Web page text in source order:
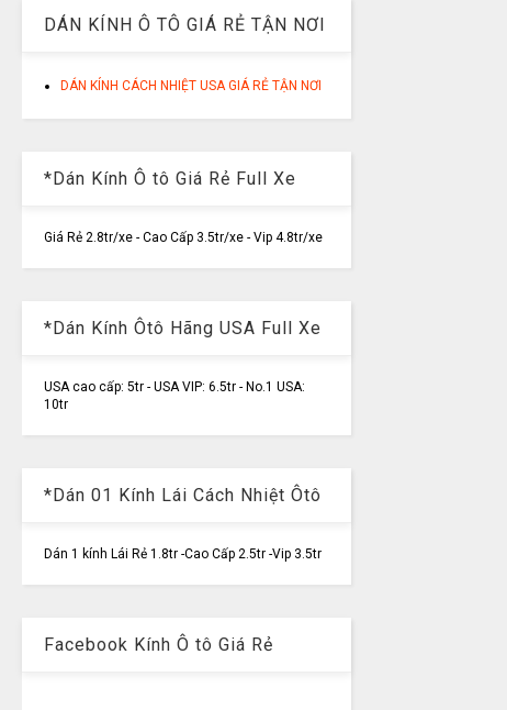
DÁN KÍNH Ô TÔ GIÁ RẺ TẬN NƠI
DÁN KÍNH CÁCH NHIỆT USA GIÁ RẺ TẬN NƠI
*Dán Kính Ô tô Giá Rẻ Full Xe
Giá Rẻ 2.8tr/xe - Cao Cấp 3.5tr/xe - Vip 4.8tr/xe
*Dán Kính Ôtô Hãng USA Full Xe
USA cao cấp: 5tr - USA VIP: 6.5tr - No.1 USA:
10tr
*Dán 01 Kính Lái Cách Nhiệt Ôtô
Dán 1 kính Lái Rẻ 1.8tr -Cao Cấp 2.5tr -Vip 3.5tr
Facebook Kính Ô tô Giá Rẻ